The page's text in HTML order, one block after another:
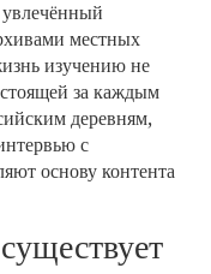
местных
изучению не
за каждым
деревням,
с
основу контента